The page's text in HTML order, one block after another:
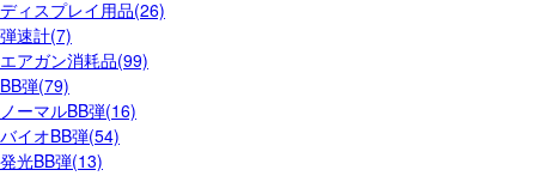
ディスプレイ用品(26)
弾速計(7)
エアガン消耗品(99)
BB弾(79)
ノーマルBB弾(16)
バイオBB弾(54)
発光BB弾(13)